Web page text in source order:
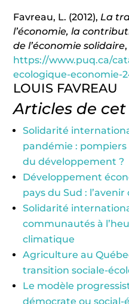
Favreau, L. (2012), La
l’économie, la
de l’économie solidaire
https://www.puq.ca/
ecologique-economie-
LOUIS FAVREAU
Articles de
Solidarité
pandémie :
du développement ?
Développement
pays du Sud :
Solidarité
communautés à
climatique
Agriculture au
transition sociale-
Le modèle
démocrate ou social-